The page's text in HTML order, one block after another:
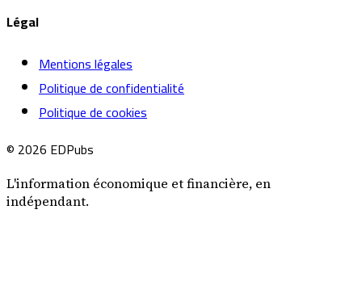
Légal
Mentions légales
Politique de confidentialité
Politique de cookies
© 2026 EDPubs
L'information économique et financière, en
indépendant.